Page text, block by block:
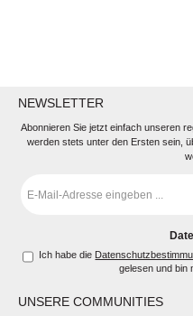
NEWSLETTER
Abonnieren Sie jetzt einfach unseren
werden stets unter den Ersten sein,
Mail-
Ich habe die
gelesen und bin
UNSERE COMMUNITIES